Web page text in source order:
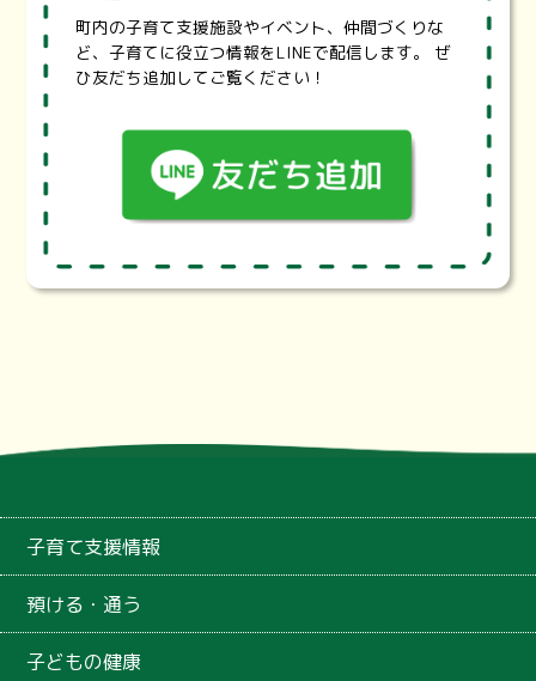
埼玉県耳鼻咽喉科休日救急診療・・・https://www.pref.sai
tama.lg.jp/a0703/jibika.html
埼玉県では、救急医療のうち、休日に救急電話相談で受診先
区の輪番体制による初期救急と、初期医療機関では対応が難
しい重症患者を診療する二次救急を整備する事業を実施して
町内の子育て支援施設やイベント、仲間づくりな
ど、子育てに役立つ情報をLINEで配信します。 ぜ
ひ友だち追加してご覧ください！
子育て支援情報
預ける・通う
子どもの健康